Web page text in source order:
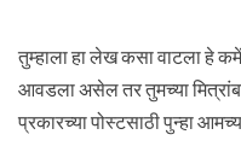
तुम्हाला हा लेख कसा वाटला हे
आवडला असेल तर तुमच्या
प्रकारच्या पोस्टसाठी पुन्हा